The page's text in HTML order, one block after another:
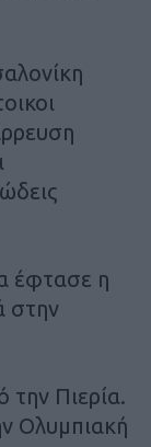
έφτασε η
στην
την Πιερία.
Ολυμπιακή